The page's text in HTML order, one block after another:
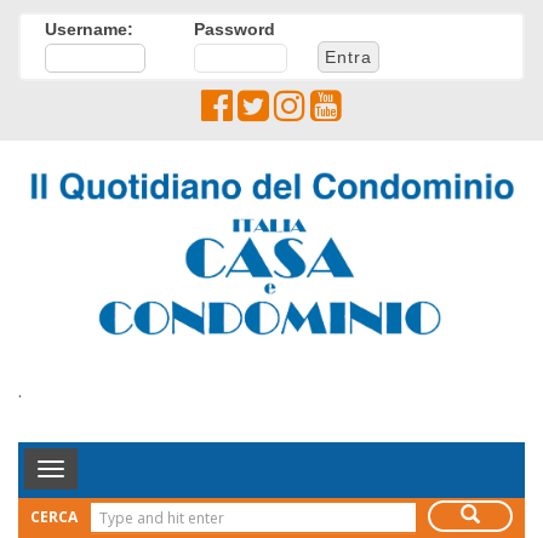
Username: Password
.
Toggle
Navigation
CERCA